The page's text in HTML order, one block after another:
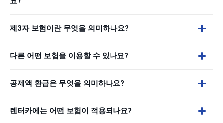
제3자 보험이란 무엇을 의미하나요?
다른 어떤 보험을 이용할 수 있나요?
공제액 환급은 무엇을 의미하나요?
렌터카에는 어떤 보험이 적용되나요?